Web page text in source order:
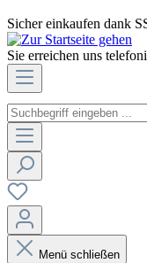
Sicher einkaufen dank
Sie erreichen uns
Menü schließen